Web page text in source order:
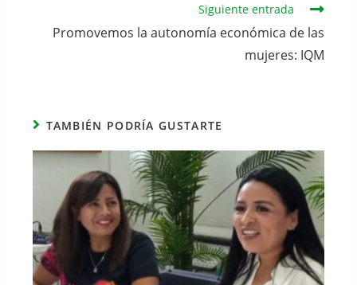
Siguiente entrada
Promovemos la autonomía económica de las
mujeres: IQM
TAMBIÉN PODRÍA GUSTARTE